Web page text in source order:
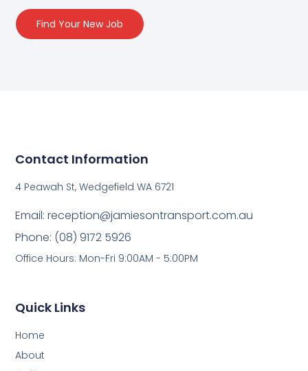
Find Your New Job
Quick Links
Home
About
Contact Information
4 Peawah St, Wedgefield WA 6721
Email: reception@jamiesontransport.com.au
Phone: (08) 9172 5926
Office Hours: Mon-Fri 9:00AM - 5:00PM